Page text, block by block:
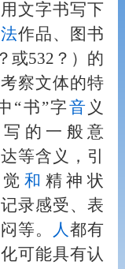
文字书写下
法作品、图书
或532？）的
察文体的特
“书”字音 义
的一般意
等含义，引
觉和 精神状
录感受、表
等。
人都有
可能具有认